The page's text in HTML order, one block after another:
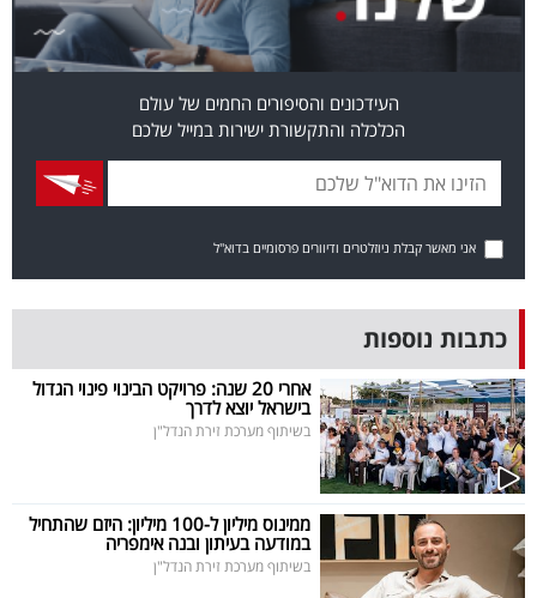
רכב
ופנאי
תיירות
5
המילון
הכלכלי
פודקאסט
40
UNDER
העידכונים והסיפורים החמים של עולם
הכלכלה והתקשורת ישירות במייל שלכם
אני מאשר קבלת ניוזלטרים ודיוורים פרסומיים בדוא"ל
כתבות נוספות
אחרי 20 שנה: פרויקט הבינוי פינוי הגדול
בישראל יוצא לדרך
בשיתוף מערכת זירת הנדל"ן
ממינוס מיליון ל-100 מיליון: היזם שהתחיל
במודעה בעיתון ובנה אימפריה
בשיתוף מערכת זירת הנדל"ן